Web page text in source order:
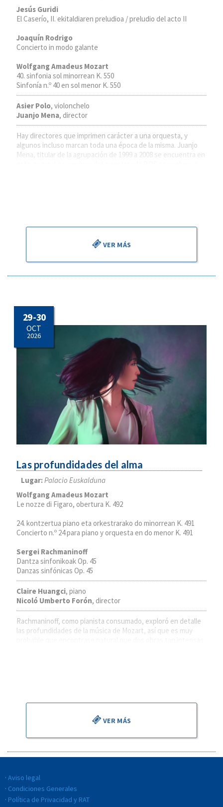
Jesús Guridi
El Caserío, II. ekitaldiaren preludioa / preludio del acto II
Joaquín Rodrigo
Concierto in modo galante
Wolfgang Amadeus Mozart
40. sinfonia sol minorrean K. 550
Sinfonía n.º 40 en sol menor K. 550
Asier Polo, violonchelo
Juanjo Mena, director
Hay directores que imprimen carácter a una orquesta, y
algunos incluso marcan toda una época de la misma. Juanjo
Mena, titular de la agrupación de 1999 a 2008 se encuentra en
VER MÁS
29 - 30
OCT
2026
Las profundidades del alma
Lugar:Palacio Euskalduna
Wolfgang Amadeus Mozart
Le nozze di Figaro, obertura K. 492
24. kontzertua piano eta orkestrarako do minorrean K. 491
Concierto n.º 24 para piano y orquesta en do menor K. 491
Sergei Rachmaninoff
Dantza sinfonikoak Op. 45
Danzas sinfónicas Op. 45
Claire Huangci, piano
Nicoló Umberto Forón, director
Rachmaninoff, como pianista consumado, exploró en detalle
las profundidades de la música de Mozart, así que es muy
VER MÁS
Aviso legal
Condiciones Generales
Política de Privacidad y RAT